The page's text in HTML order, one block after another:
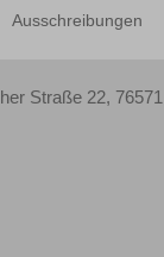
Ausschreibungen
Straße 22,